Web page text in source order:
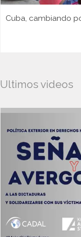
Cuba, cambiando
Ultimos videos